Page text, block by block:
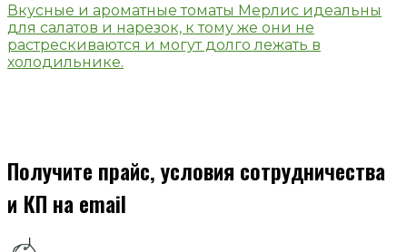
Вкусные и ароматные томаты Мерлис идеальны
для салатов и нарезок, к тому же они не
растрескиваются и могут долго лежать в
холодильнике.
Получите прайс, условия сотрудничества
и КП на email